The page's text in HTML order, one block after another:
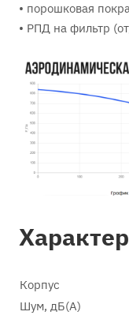
• порошковая
• РПД на фильтр
Корпус
Шум, дБ(А)